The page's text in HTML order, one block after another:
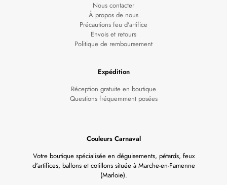
Nous contacter
À propos de nous
Précautions feu d'artifice
Envois et retours
Politique de remboursement
Expédition
Réception gratuite en boutique
Questions fréquemment posées
Couleurs Carnaval
Votre boutique spécialisée en déguisements, pétards, feux
d'artifices, ballons et cotillons située à Marche-en-Famenne
(Marloie).